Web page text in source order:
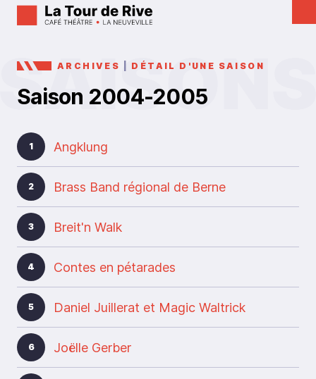
ARCHIVES DÉTAIL D'UNE SAISON
Saison 2004-2005
1 Angklung
2 Brass Band régional de Berne
3 Breit'n Walk
4 Contes en pétarades
5 Daniel Juillerat et Magic Waltrick
6 Joëlle Gerber